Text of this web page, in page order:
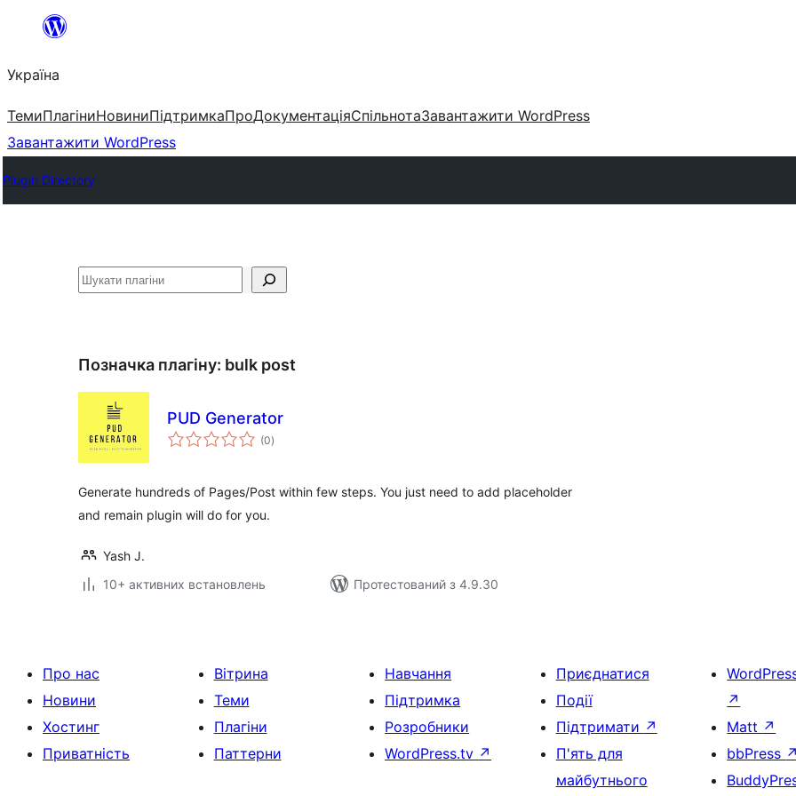
Перейти
вмісту
Україна
ТемиПлагіниНовиниПідтримкаПроДокументаціяСпільнотаЗавантажити WordPress
Завантажити WordPress
Plugin Directory
Пошук
Позначка плагіну: bulk post
PUD Generator
(0загальний
рейтинг
)
Generate hundreds of Pages/Post within few steps. You just need to add placeholder
and remain plugin will do for you.
Yash J.
10+ активних встановлень
Протестований з 4.9.30
Про нас
Новини
Хостинг
Приватність
Вітрина
Теми
Плагіни
Паттерни
Навчання
Підтримка
Розробники
WordPress.tv ↗
Приєднатися
Події
Підтримати ↗
П'ять для
майбутнього
↗
Matt ↗
bbPress ↗